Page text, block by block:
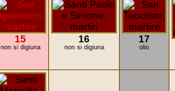
15
non si digiuna
16
non si digiuna
17
olio